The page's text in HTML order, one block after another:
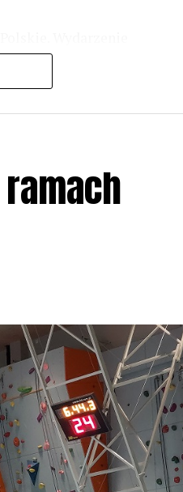
na
się w aktywne
wydarzenie obowiązują